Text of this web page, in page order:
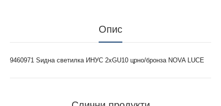
Опис
9460971 Ѕидна светилка ИНУС 2xGU10 црно/бронза NOVA LUCE